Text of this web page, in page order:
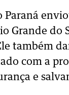
Paraná
Grande do
também
com a
e